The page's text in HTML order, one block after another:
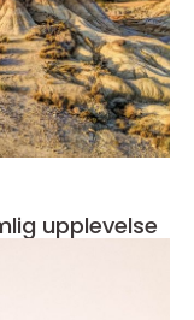
upplevelse